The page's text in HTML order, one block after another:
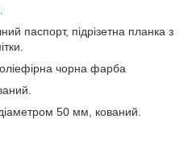
паспорт, підрізетна планка з
чорна фарба
50 мм, кований.